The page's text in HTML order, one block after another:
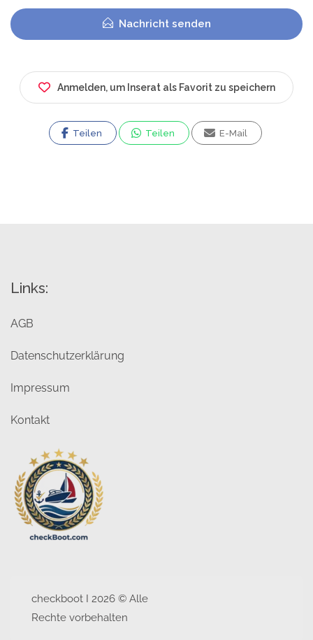
Nachricht senden
Anmelden, um Inserat als Favorit zu speichern
Teilen Teilen E-Mail
Links:
AGB
Datenschutzerklärung
Impressum
Kontakt
checkboot I 2026 © Alle
Rechte vorbehalten